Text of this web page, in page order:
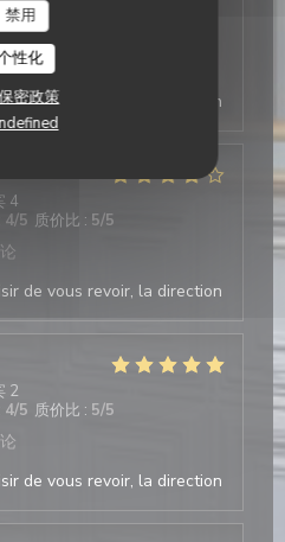
禁用
性化
密政策
2
5/5 质价比
de vous revoir, la direction
4
4/5 质价比 : 5/5
de vous revoir, la direction
2
4/5 质价比 : 5/5
de vous revoir, la direction